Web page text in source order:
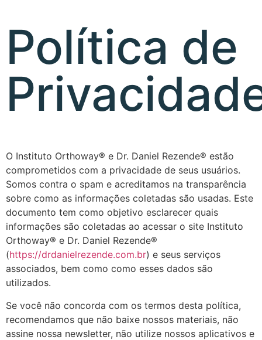
Política de
O Instituto Orthoway® e Dr. Daniel Rezende® estão
comprometidos com a privacidade de seus usuários.
Somos contra o spam e acreditamos na transparência
sobre como as informações coletadas são usadas. Este
documento tem como objetivo esclarecer quais
informações são coletadas ao acessar o site Instituto
Orthoway® e Dr. Daniel Rezende®
(https://drdanielrezende.com.br) e seus serviços
associados, bem como como esses dados são
utilizados.
Se você não concorda com os termos desta política,
recomendamos que não baixe nossos materiais, não
assine nossa newsletter, não utilize nossos aplicativos e